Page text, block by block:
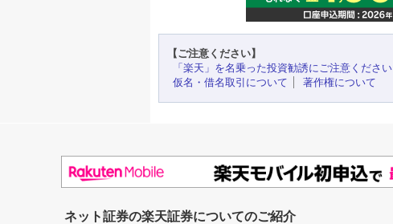
【ご注意ください】
「楽天」を名乗った投資勧誘にご注意ください
仮名・借名取引について
著作権について
ネット証券の楽天証券についてのご紹介